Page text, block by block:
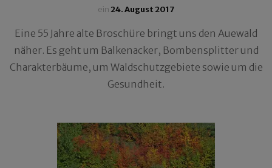
ein24. August 2017
Eine 55 Jahre alte Broschüre bringt uns den Auewald
näher. Es geht um Balkenacker, Bombensplitter und
Charakterbäume, um Waldschutzgebiete sowie um die
Gesundheit.